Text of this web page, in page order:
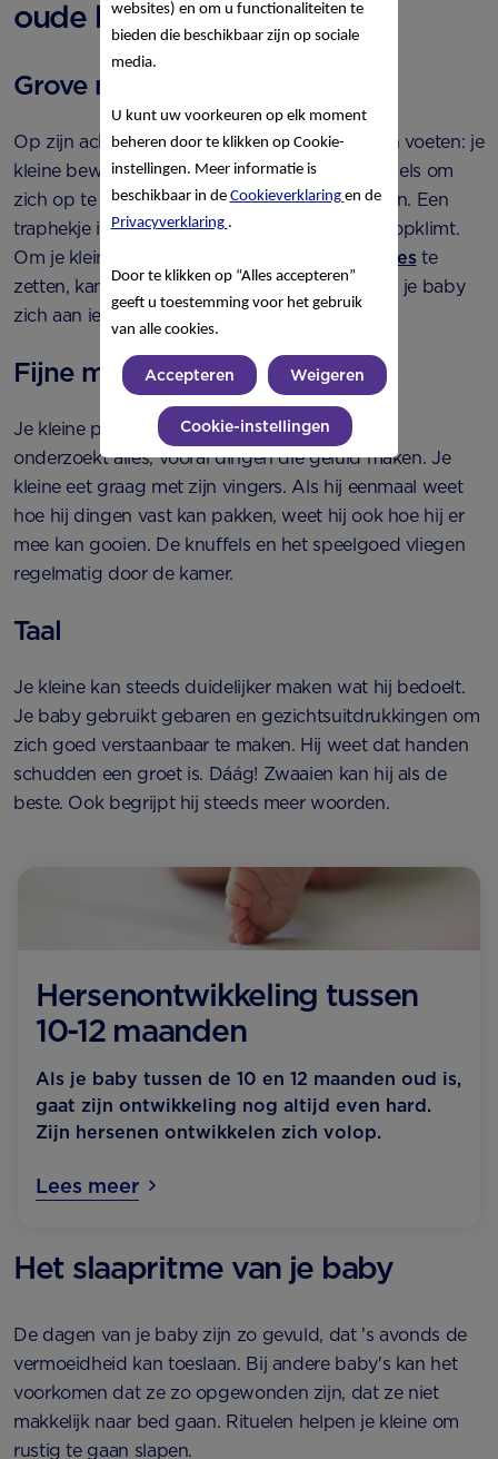
oude baby
Grove motoriek
Op zijn achterwerk, kruipend of op handen en voeten: je
kleine beweegt zoals hij wil. Hij gebruikt meubels om
zich op te trekken. Ook zal hij regelmatig vallen. Een
traphekje installeren voorkomt dat hij de trap opklimt.
Om je kleine aan te moedigen de
eerste stapjeste
zetten, kan je zijn handen vastpakken. Zo leert je baby
zich aan iets minder stabiels vast te houden.
Fijne motoriek
Je kleine probeert vanalles vast te pakken. Hij
onderzoekt alles, vooral dingen die geluid maken. Je
kleine eet graag met zijn vingers. Als hij eenmaal weet
hoe hij dingen vast kan pakken, weet hij ook hoe hij er
mee kan gooien. De knuffels en het speelgoed vliegen
regelmatig door de kamer.
Taal
Je kleine kan steeds duidelijker maken wat hij bedoelt.
Je baby gebruikt gebaren en gezichtsuitdrukkingen om
zich goed verstaanbaar te maken. Hij weet dat handen
schudden een groet is. Dáág! Zwaaien kan hij als de
beste. Ook begrijpt hij steeds meer woorden.
Hersenontwikkeling tussen
10-12 maanden
Als je baby tussen de 10 en 12 maanden oud is,
gaat zijn ontwikkeling nog altijd even hard.
Zijn hersenen ontwikkelen zich volop.
Lees meer
Het slaapritme van je baby
De dagen van je baby zijn zo gevuld, dat 's avonds de
vermoeidheid kan toeslaan. Bij andere baby's kan het
voorkomen dat ze zo opgewonden zijn, dat ze niet
makkelijk naar bed gaan. Rituelen helpen je kleine om
rustig te gaan slapen.
websites) en om u functionaliteiten te
bieden die beschikbaar zijn op sociale
media.
U kunt uw voorkeuren op elk moment
beheren door te klikken op Cookie-
instellingen. Meer informatie is
beschikbaar in de Cookieverklaring en de
Privacyverklaring .
Door te klikken op “Alles accepteren”
geeft u toestemming voor het gebruik
van alle cookies.
Accepteren Weigeren
Cookie-instellingen